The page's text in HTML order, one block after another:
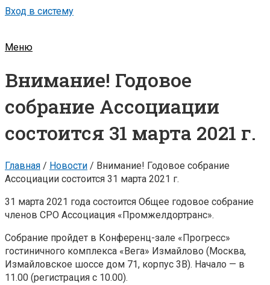
Вход в систему
Меню
Внимание! Годовое
собрание Ассоциации
состоится 31 марта 2021 г.
Главная / Новости / Внимание! Годовое собрание
Ассоциации состоится 31 марта 2021 г.
31 марта 2021 года состоится Общее годовое собрание
членов СРО Ассоциация «Промжелдортранс».
Собрание пройдет в Конференц-зале «Прогресс»
гостиничного комплекса «Вега» Измайлово (Москва,
Измайловское шоссе дом 71, корпус 3В). Начало — в
11.00 (регистрация с 10.00).